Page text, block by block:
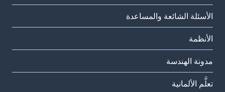
الأسئلة الشائعة والمساعدة
الأنظمة
مدونة الهندسة
تعلَّم الألمانية